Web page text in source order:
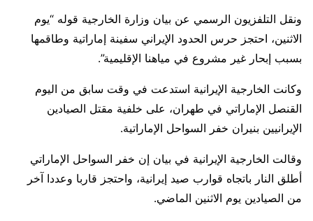
ونقل التلفزيون الرسمي عن بيان وزارة الخارجية قوله “يوم
الاثنين، احتجز حرس الحدود الإيراني سفينة إماراتية وطاقمها
بسبب إبحار غير مشروع في مياهنا الإقليمية”.
وكانت الخارجية الإيرانية استدعت في وقت سابق من اليوم
القنصل الإماراتي في طهران، على خلفية مقتل الصيادين
الإيرانيين بنيران خفر السواحل الإماراتية.
وقالت الخارجية الإيرانية في بيان إن خفر السواحل الإماراتي
أطلق النار باتجاه قوارب صيد إيرانية، واحتجز قاربا وعددا آخر
من الصيادين يوم الاثنين الماضي.